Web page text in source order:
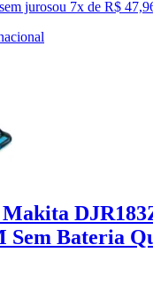
jurosou 7x de R$
Sem Bateria